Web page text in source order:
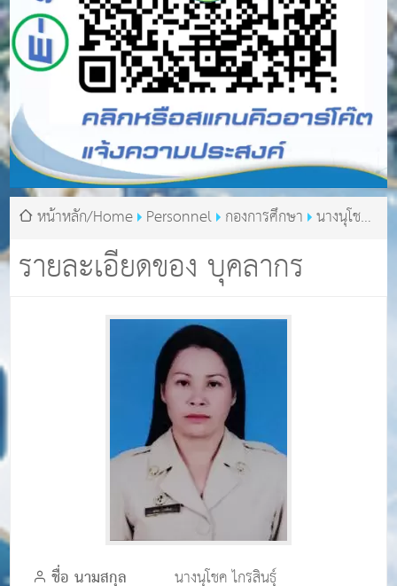
รายละเอียดของ บุคลากร
หน้าหลัก/Home Personnel กองการศึกษา นางนุโชค
ชื่อ นามสกุล นางนุโชค ไกรสินธุ์